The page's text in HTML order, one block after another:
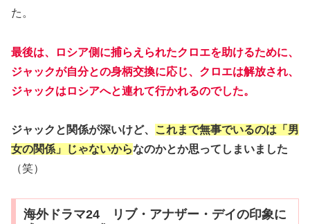
た。
最後は、ロシア側に捕らえられたクロエを助けるために、
ジャックが自分との身柄交換に応じ、クロエは解放され、
ジャックはロシアへと連れて行かれるのでした。
ジャックと関係が深いけど、
これまで無事でいるのは「男
女の関係」じゃないからなのかとか思ってしまいました
（笑）
海外ドラマ24 リブ・アナザー・デイの印象に